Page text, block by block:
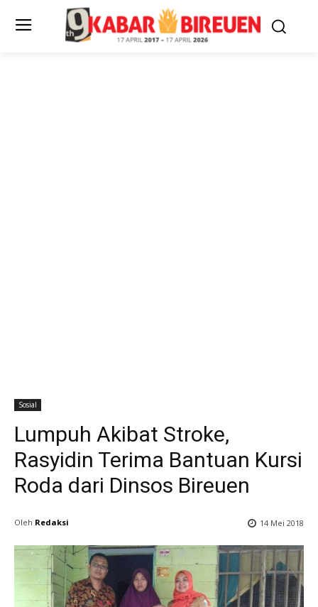
Sosial
Lumpuh Akibat Stroke,
Rasyidin Terima Bantuan Kursi
Roda dari Dinsos Bireuen
Oleh Redaksi 14 Mei 2018